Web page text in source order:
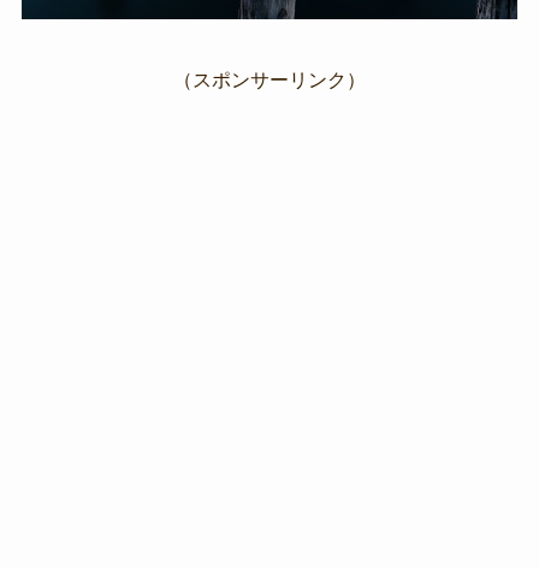
（スポンサーリンク）